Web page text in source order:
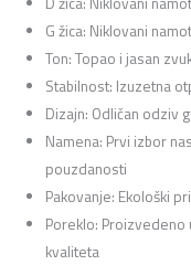
G žica: Niklovani
Ton: Topao i jasan
Stabilnost: Izuzetna
Dizajn: Odličan odziv
Namena: Prvi izbor
pouzdanosti
Pakovanje: Ekološki
Poreklo: Proizvedeno
kvaliteta